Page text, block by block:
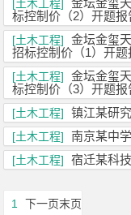
[土木工程]
金坛金玺
标控制价（2）开题报
[土木工程]
金坛金玺
招标控制价（1）开题
[土木工程]
金坛金玺
标控制价（3）开题报
[土木工程]
镇江某研
[土木工程]
南京某中
[土木工程]
宿迁某科
1 下一页末页